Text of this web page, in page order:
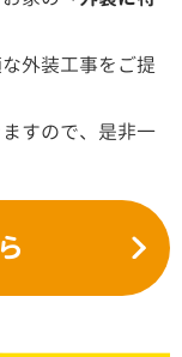
外装工事をご提
すので、是非一